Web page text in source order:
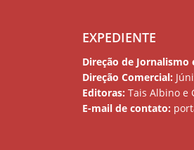
EXPEDIENTE
Direção de Jornalismo
Direção Comercial:
Editoras: Tais Albino e
E-mail de contato: